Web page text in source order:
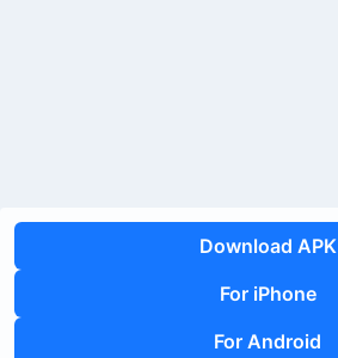
Download APK
For iPhone
For Android